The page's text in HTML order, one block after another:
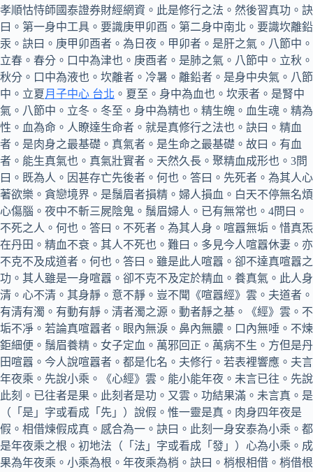
孝順怙恃師國泰證券財經網資。此是修行之法。然後習真功。訣
曰。第一身中工具。要識庚甲卯酉。第二身中南北。要識坎離鉛
汞。訣曰。庚甲卯酉者。為日夜。甲卯者。是肝之氣。八節中。
立春。春分。口中為津也。庚酉者。是肺之氣。八節中。立秋。
秋分。口中為液也。坎離者。冷暑。離鉛者。是身中央氣。八節
中。立夏 月子中心 台北 。夏至。身中為血也。坎汞者。是腎中
氣。八節中。立冬。冬至。身中為精也。精生魄。血生魂。精為
性。血為命。人瞭達生命者。就是真修行之法也。訣曰。精血
者。是肉身之最基礎。真氣者。是生命之最基礎。故曰。有血
者。能生真氣也。真氣壯實者。天然久長。聚精血成形也。3問
曰。既為人。因甚存亡先後者。何也。答曰。先死者。為其人心
著欲樂。貪戀境界。是鬚眉者損精。婦人損血。白天不停無名煩
心傷腦。夜中不斬三屍陰鬼。鬚眉婦人。已有無常也。4問曰。
不死之人。何也。答曰。不死者。為其人身。喧囂無垢。惜真炁
在丹田。精血不衰。其人不死也。難曰。多見今人喧囂休妻。亦
不克不及成道者。何也。答曰。雖是此人喧囂。卻不達真喧囂之
功。其人雖是一身喧囂。卻不克不及定於精血。養真氣。此人身
清。心不清。其身靜。意不靜。豈不聞《喧囂經》雲。夫道者。
有清有濁。有動有靜。清者濁之源。動者靜之基。《經》雲。不
垢不凈。若論真喧囂者。眼內無淚。鼻內無膿。口內無唾。不煉
鉅細便。鬚眉養精。女子定血。萬邪回正。萬病不生。方但是丹
田喧囂。今人說喧囂者。都是化名。夫修行。若表裡響應。夫言
年夜乘。先說小乘。《心經》雲。能小能年夜。未言已往。先說
此刻。已往者是果。此刻者是功。又雲。功結果滿。未言真。是
（「是」字或看成「先」）說假。惟一靈是真。肉身四年夜是
假。相借煉假成真。感合為一。訣曰。此刻一身安泰為小乘。都
是年夜乘之根。初地法（「法」字或看成「發」）心為小乘。成
果為年夜乘。小乘為根。年夜乘為梢。訣曰。梢根相借。梢借根